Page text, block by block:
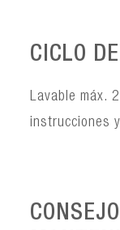
CICLO
Lavable máx.
instrucciones